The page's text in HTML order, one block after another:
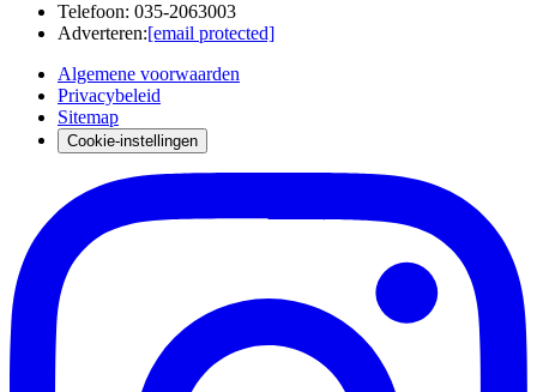
Telefoon: 035-2063003
Adverteren:[email protected]
Algemene voorwaarden
Privacybeleid
Sitemap
Cookie-instellingen